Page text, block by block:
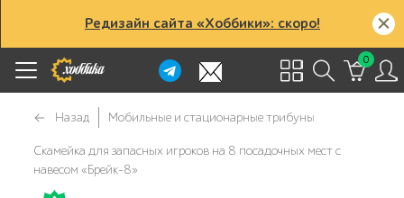
Редизайн сайта «Хоббики»: скоро!
0
Назад Мобильные и стационарные трибуны
Скамейка для запасных игроков на 8 посадочных мест с
навесом «Брейк-8»